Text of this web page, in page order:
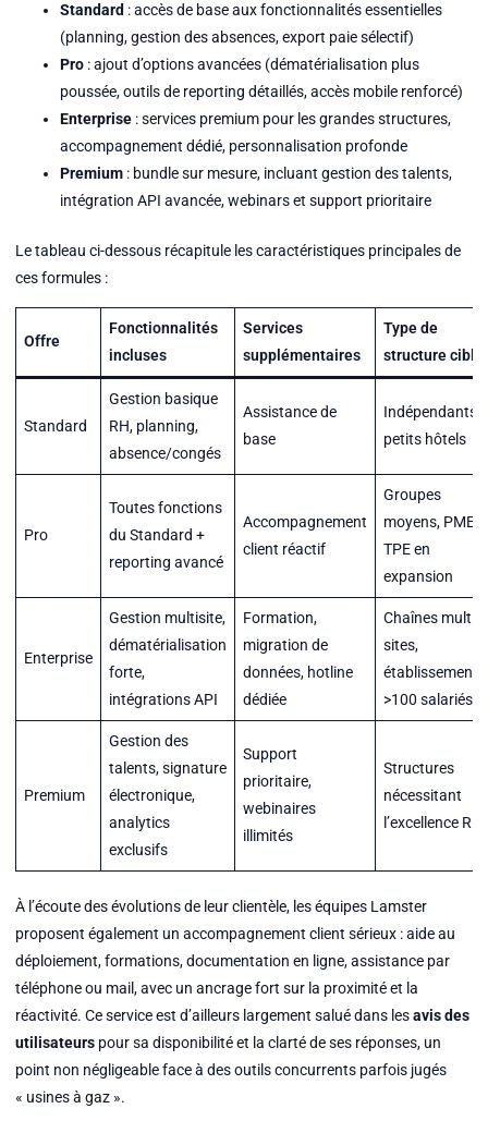
Standard : accès de base aux fonctionnalités essentielles
(planning, gestion des absences, export paie sélectif)
Pro: ajout d’options avancées (dématérialisation plus
poussée, outils de reporting détaillés, accès mobile renforcé)
Enterprise: services premium pour les grandes structures,
accompagnement dédié, personnalisation profonde
Premium: bundle sur mesure, incluant gestion des talents,
intégration API avancée, webinars et support prioritaire
Le tableau ci-dessous récapitule les caractéristiques principales de
ces formules :
Offre
Fonctionnalités
incluses
Services
supplémentaires
Type de
structure ciblé
Standard
Gestion basique
RH, planning,
absence/congés
Assistance de
base
Indépendants,
petits hôtels
Pro
Toutes fonctions
du Standard +
reporting avancé
Accompagnement
client réactif
Groupes
moyens, PME,
TPE en
expansion
Enterprise
Gestion multisite,
dématérialisation
forte,
intégrations API
Formation,
migration de
données, hotline
dédiée
Chaînes multi-
sites,
établissements
>100 salariés
Premium
Gestion des
talents, signature
électronique,
analytics
exclusifs
Support
prioritaire,
webinaires
illimités
Structures
nécessitant
l’excellence RH
À l’écoute des évolutions de leur clientèle, les équipes Lamster
proposent également un accompagnement client sérieux : aide au
déploiement, formations, documentation en ligne, assistance par
téléphone ou mail, avec un ancrage fort sur la proximité et la
réactivité. Ce service est d’ailleurs largement salué dans lesavis des
utilisateurspour sa disponibilité et la clarté de ses réponses, un
point non négligeable face à des outils concurrents parfois jugés
« usines à gaz ».